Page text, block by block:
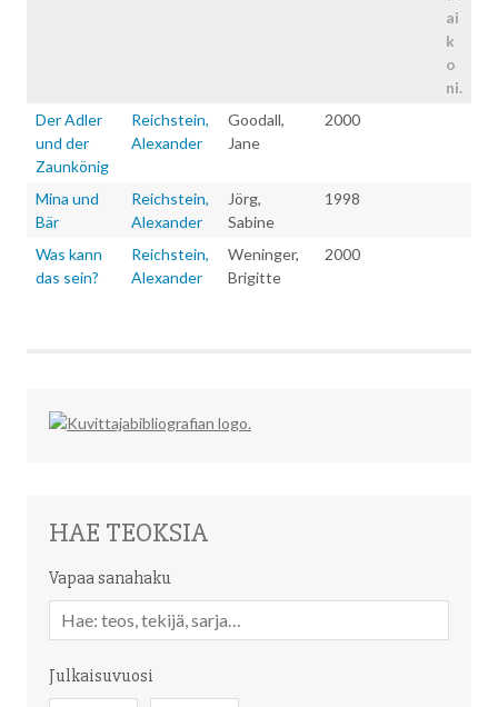
Der Adler
und der
Zaunkönig
Reichstein,
Alexander
Goodall,
Jane
2000
Mina und
Bär
Reichstein,
Alexander
Jörg,
Sabine
1998
Was kann
das sein?
Reichstein,
Alexander
Weninger,
Brigitte
2000
HAE TEOKSIA
Vapaa sanahaku
sanahaku
Julkaisuvuosi